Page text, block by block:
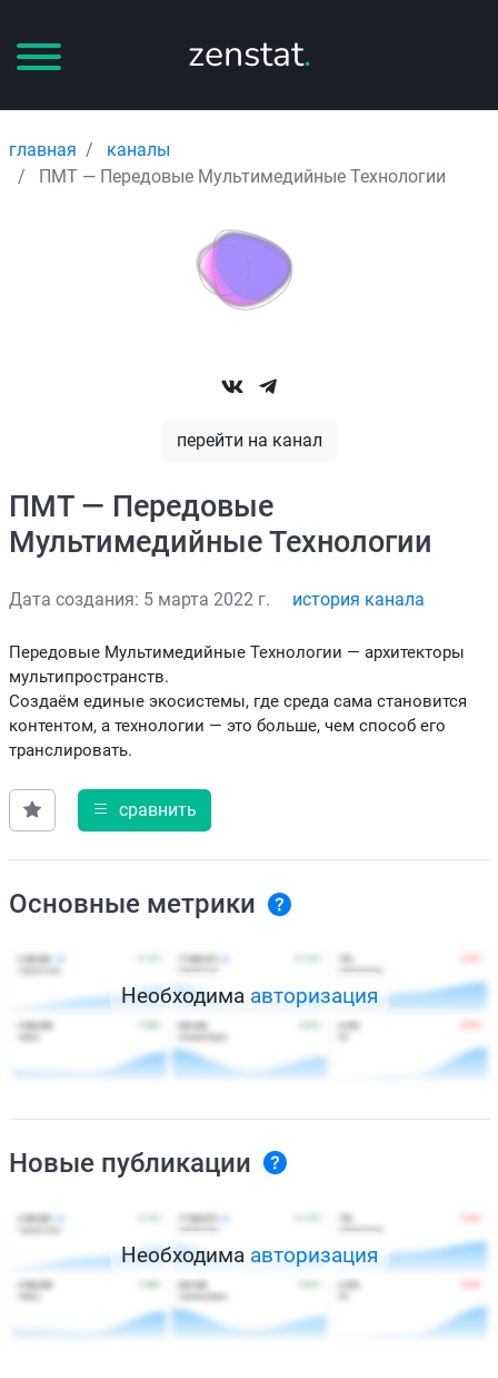
zenstat.
главная
каналы
ПМТ — Передовые Мультимедийные Технологии
перейти на канал
ПМТ — Передовые
Мультимедийные Технологии
Дата создания: 5 марта 2022 г. история канала
Передовые Мультимедийные Технологии — архитекторы
мультипространств.
Создаём единые экосистемы, где среда сама становится
контентом, а технологии — это больше, чем способ его
транслировать.
сравнить
Основные метрики
Необходима авторизация
Новые публикации
Необходима авторизация